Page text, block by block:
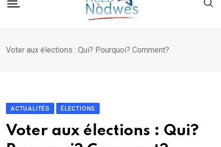
Voter aux élections : Qui? Pourquoi? Comment?
ACTUALITÉS ÉLECTIONS
Voter aux élections : Qui?